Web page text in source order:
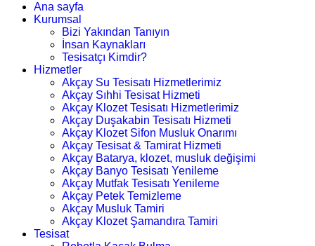
Ana sayfa
Kurumsal
Bizi Yakından Tanıyın
İnsan Kaynakları
Tesisatçı Kimdir?
Hizmetler
Akçay Su Tesisatı Hizmetlerimiz
Akçay Sıhhi Tesisat Hizmeti
Akçay Klozet Tesisatı Hizmetlerimiz
Akçay Duşakabin Tesisatı Hizmeti
Akçay Klozet Sifon Musluk Onarımı
Akçay Tesisat & Tamirat Hizmeti
Akçay Batarya, klozet, musluk değişimi
Akçay Banyo Tesisatı Yenileme
Akçay Mutfak Tesisatı Yenileme
Akçay Petek Temizleme
Akçay Musluk Tamiri
Akçay Klozet Şamandıra Tamiri
Tesisat